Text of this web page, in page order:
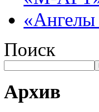
«Ангелы
Поиск
Архив